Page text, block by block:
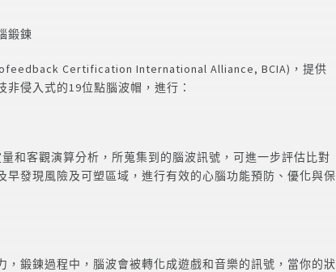
鍛鍊
Certification International Alliance, BCIA)，提供
侵入式的19位點腦波帽，進行：
和客觀演算分析，所蒐集到的腦波訊號，可進一步評估比對
早發現風險及可塑區域，進行有效的心腦功能預防、優化與保
，鍛鍊過程中，腦波會被轉化成遊戲和音樂的訊號，當你的狀